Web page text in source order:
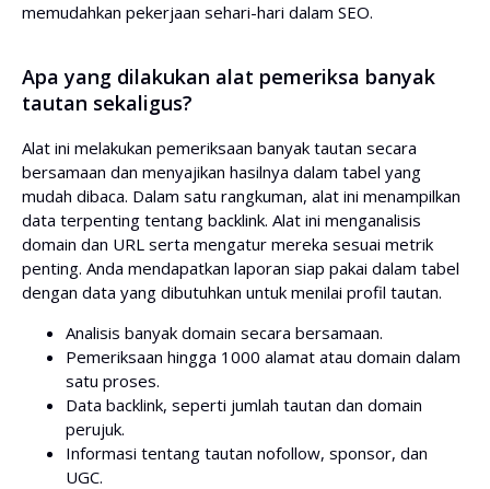
memudahkan pekerjaan sehari-hari dalam SEO.
Apa yang dilakukan alat pemeriksa banyak
tautan sekaligus?
Alat ini melakukan pemeriksaan banyak tautan secara
bersamaan dan menyajikan hasilnya dalam tabel yang
mudah dibaca. Dalam satu rangkuman, alat ini menampilkan
data terpenting tentang backlink. Alat ini menganalisis
domain dan URL serta mengatur mereka sesuai metrik
penting. Anda mendapatkan laporan siap pakai dalam tabel
dengan data yang dibutuhkan untuk menilai profil tautan.
Analisis banyak domain secara bersamaan.
Pemeriksaan hingga 1000 alamat atau domain dalam
satu proses.
Data backlink, seperti jumlah tautan dan domain
perujuk.
Informasi tentang tautan nofollow, sponsor, dan
UGC.